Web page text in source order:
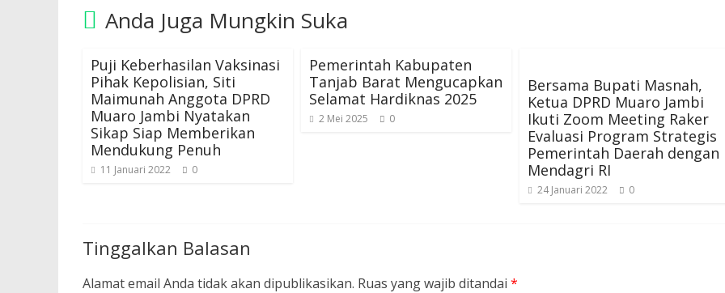
Anda Juga Mungkin Suka
Puji Keberhasilan Vaksinasi
Pihak Kepolisian, Siti
Maimunah Anggota DPRD
Muaro Jambi Nyatakan
Sikap Siap Memberikan
Mendukung Penuh
11 Januari 2022 0
Pemerintah Kabupaten
Tanjab Barat Mengucapkan
Selamat Hardiknas 2025
2 Mei 2025 0
Bersama Bupati Masnah,
Ketua DPRD Muaro Jambi
Ikuti Zoom Meeting Raker
Evaluasi Program Strategis
Pemerintah Daerah dengan
Mendagri RI
24 Januari 2022 0
Tinggalkan Balasan
Alamat email Anda tidak akan dipublikasikan. Ruas yang wajib ditandai *